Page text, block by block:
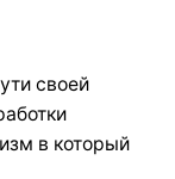
своей
в который